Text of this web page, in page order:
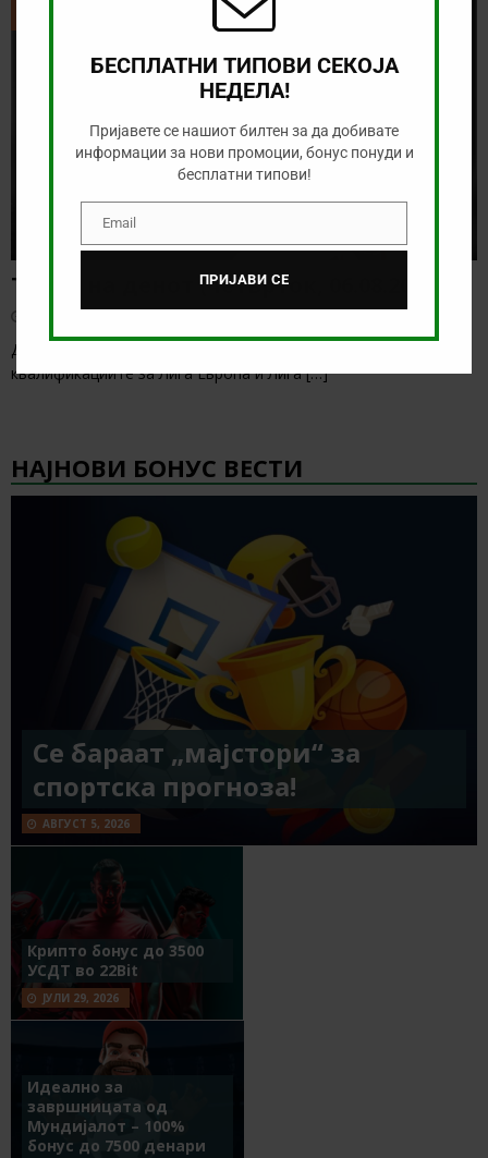
Тикет на денот (четврток, 06.08.2026)
август 6, 2026
Денес се играат првите натпревари од третото коло на
квалификациите за Лига Европа и Лига[…]
НАЈНОВИ БОНУС ВЕСТИ
Се бараат „мајстори“ за
спортска прогноза!
АВГУСТ 5, 2026
Крипто бонус до 3500
УСДТ во 22Bit
ЈУЛИ 29, 2026
Идеално за
завршницата од
Мундијалот – 100%
бонус до 7500 денари
БЕСПЛАТНИ ТИПОВИ СЕКОЈА
НЕДЕЛА!
Пријавете се нашиот билтен за да добивате
информации за нови промоции, бонус понуди и
бесплатни типови!
EmailEmail
ПРИЈАВИ СЕ